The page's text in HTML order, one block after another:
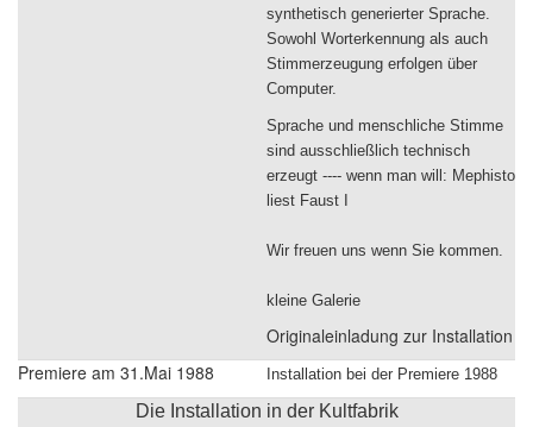
synthetisch generierter Sprache.
Sowohl Worterkennung als auch
Stimmerzeugung erfolgen über
Computer.
Sprache und menschliche Stimme
sind ausschließlich technisch
erzeugt ---- wenn man will: Mephisto
liest Faust I
Wir freuen uns wenn Sie kommen.
kleine Galerie
Originaleinladung zur Installation
Premiere am 31.Mai 1988
Installation bei der Premiere 1988
Die Installation in der Kultfabrik